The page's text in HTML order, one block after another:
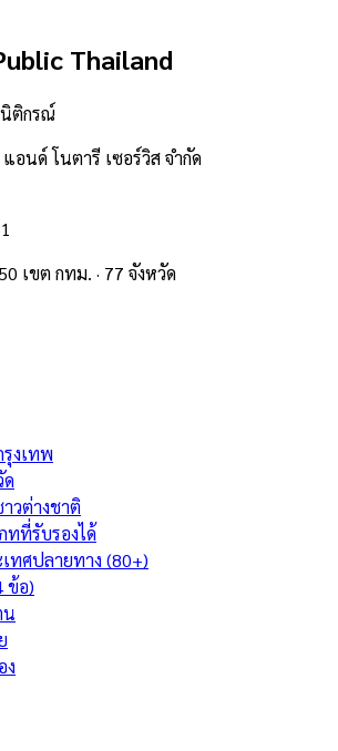
Thailand
ติกรณ์
อนด์ โนตารี เซอร์วิส จำกัด
เขต กทม. · 77 จังหวัด
งเทพ
ด
วต่างชาติ
ทที่รับรองได้
ทศปลายทาง (80+)
ข้อ)
ง